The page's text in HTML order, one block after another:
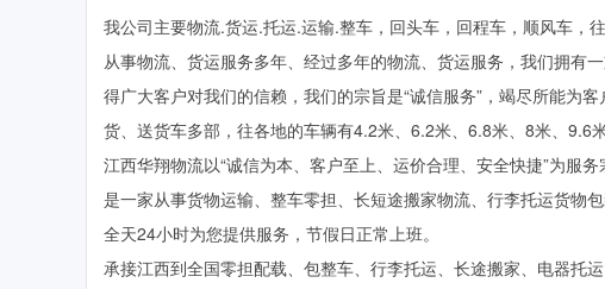
我公司主要物流.货运.托运.运输.整车，回头车，回程车，顺风车，
从事物流、货运服务多年、经过多年的物流、货运服务，我们拥有
得广大客户对我们的信赖，我们的宗旨是“诚信服务”，竭尽所能为
货、送货车多部，往各地的车辆有4.2米、6.2米、6.8米、8米、9.6
江西华翔物流以“诚信为本、客户至上、运价合理、安全快捷”为服务
是一家从事货物运输、整车零担、长短途搬家物流、行李托运货物包
全天24小时为您提供服务，节假日正常上班。
承接江西到全国零担配载、包整车、行李托运、长途搬家、电器托